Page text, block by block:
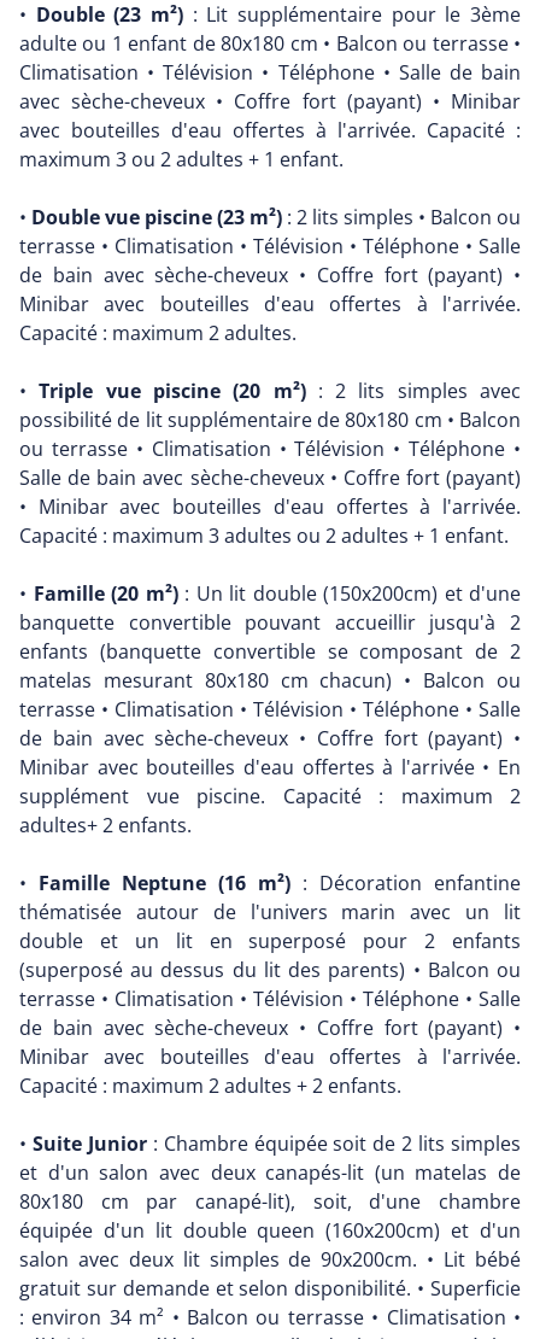
• Double (23 m²) : Lit supplémentaire pour le 3ème
adulte ou 1 enfant de 80x180 cm • Balcon ou terrasse •
Climatisation • Télévision • Téléphone • Salle de bain
avec sèche-cheveux • Coffre fort (payant) • Minibar
avec bouteilles d'eau offertes à l'arrivée. Capacité :
maximum 3 ou 2 adultes + 1 enfant.
• Double vue piscine (23 m²) : 2 lits simples • Balcon ou
terrasse • Climatisation • Télévision • Téléphone • Salle
de bain avec sèche-cheveux • Coffre fort (payant) •
Minibar avec bouteilles d'eau offertes à l'arrivée.
Capacité : maximum 2 adultes.
•Triple vue piscine (20 m²): 2 lits simples avec
possibilité de lit supplémentaire de 80x180 cm • Balcon
ou terrasse • Climatisation • Télévision • Téléphone •
Salle de bain avec sèche-cheveux • Coffre fort (payant)
• Minibar avec bouteilles d'eau offertes à l'arrivée.
Capacité : maximum 3 adultes ou 2 adultes + 1 enfant.
• Famille (20 m²): Un lit double (150x200cm) et d'une
banquette convertible pouvant accueillir jusqu'à 2
enfants (banquette convertible se composant de 2
matelas mesurant 80x180 cm chacun) • Balcon ou
terrasse • Climatisation • Télévision • Téléphone • Salle
de bain avec sèche-cheveux • Coffre fort (payant) •
Minibar avec bouteilles d'eau offertes à l'arrivée • En
supplément vue piscine. Capacité : maximum 2
adultes+ 2 enfants.
• Famille Neptune (16 m²) : Décoration enfantine
thématisée autour de l'univers marin avec un lit
double et un lit en superposé pour 2 enfants
(superposé au dessus du lit des parents) • Balcon ou
terrasse • Climatisation • Télévision • Téléphone • Salle
de bain avec sèche-cheveux • Coffre fort (payant) •
Minibar avec bouteilles d'eau offertes à l'arrivée.
Capacité : maximum 2 adultes + 2 enfants.
• Suite Junior : Chambre équipée soit de 2 lits simples
et d'un salon avec deux canapés-lit (un matelas de
80x180 cm par canapé-lit), soit, d'une chambre
équipée d'un lit double queen (160x200cm) et d'un
salon avec deux lit simples de 90x200cm. • Lit bébé
gratuit sur demande et selon disponibilité. • Superficie
: environ 34 m² • Balcon ou terrasse • Climatisation •